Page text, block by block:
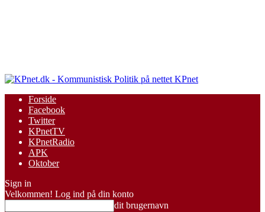
KPnet
Forside
Facebook
Twitter
KPnetTV
KPnetRadio
APK
Oktober
Sign in
Velkommen! Log ind på din konto
dit brugernavn